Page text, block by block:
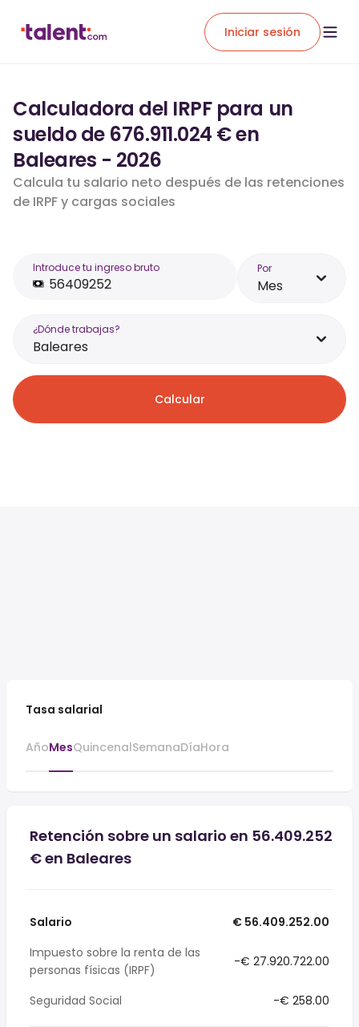
Iniciar sesión
Calculadora del IRPF para un
sueldo de 676.911.024 € en
Baleares - 2026
Calcula tu salario neto después de las retenciones
de IRPF y cargas sociales
Introduce tu ingreso bruto Por
Mes
¿Dónde trabajas?
Baleares
Calcular
Tasa salarial
AñoMesQuincenalSemanaDíaHora
Retención sobre un salario en 56.409.252
€ en Baleares
Salario
€ 56.409.252.00
Impuesto sobre la renta de las
personas físicas (IRPF)
-€ 27.920.722.00
Seguridad Social -€ 258.00